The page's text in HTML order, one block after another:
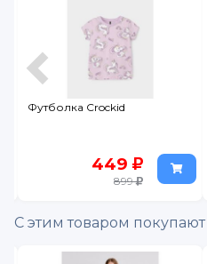
Футболка Crockid
449
899
С этим товаром покупают